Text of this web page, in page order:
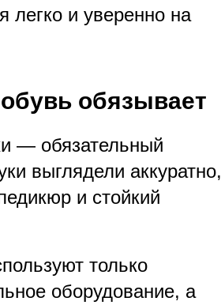
легко и уверенно на
обязывает
— обязательный
выглядели аккуратно,
и стойкий
только
оборудование, а